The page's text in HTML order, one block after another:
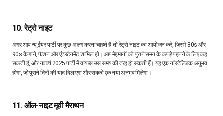
10. रेट्रो नाइट
अगर आप न्यू ईयर पार्टी पर कुछ अलग करना चाहते हैं, तो रेट्रो नाइट का आयोजन करें, जिसमें 80s और
90s के गाने, फैशन और एंटरटेनमेंट शामिल हो। आप मेहमानों को पुराने समय के कपड़े पहनने के लिए कह
सकती हैं, और नववर्ष 2025 पार्टी में वायब्स उस समय की तरह हो सकती हैं। यह एक नॉस्टेल्जिक अनुभव
होगा, जो पुराने दिनों की याद दिलाएगा और सबको एक नया अनुभव मिलेगा।
11. ऑल-नाइट मूवी मैराथन